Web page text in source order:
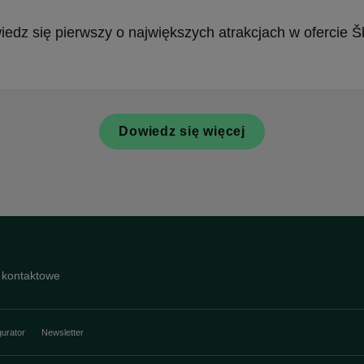
się pierwszy o największych atrakcjach w ofercie
Dowiedz się więcej
Newsletter